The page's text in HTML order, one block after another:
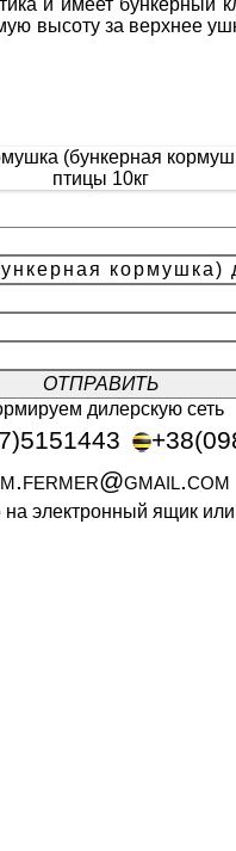
и имеет
высоту за верхнее
дилерскую сеть
на электронный ящик